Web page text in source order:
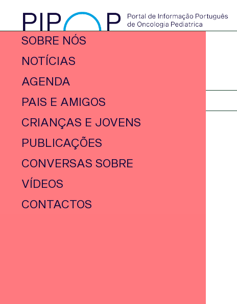
SOBRE NÓS
NOTÍCIAS
AGENDA
PAIS E AMIGOS
CRIANÇAS E JOVENS
PUBLICAÇÕES
CONVERSAS SOBRE
VÍDEOS
CONTACTOS